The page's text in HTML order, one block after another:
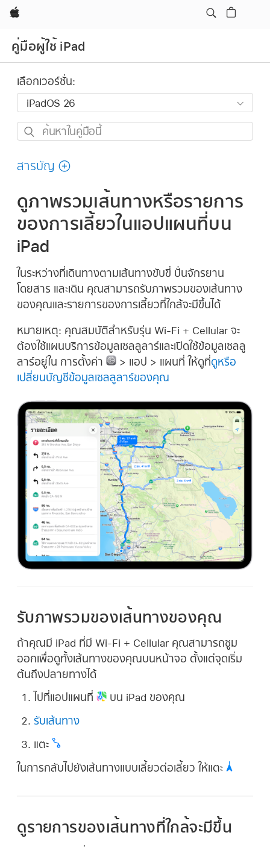
Apple
คู่มือผู้ใช้ iPad
เลือกเวอร์ชั่น:
ค้นหา
คู่มือ
สารบัญ
ดูภาพรวมเส้นทางหรือรายการ
ของการเลี้ยวในแอปแผนที่บน
iPad
ในระหว่างที่เดินทางตามเส้นทางขับขี่ ปั่นจักรยาน
โดยสาร และเดิน คุณสามารถรับภาพรวมของเส้นทาง
ของคุณและรายการของการเลี้ยวที่ใกล้จะมีขึ้นได้
หมายเหตุ: คุณสมบัติสำหรับรุ่น Wi-Fi + Cellular จะ
ต้องใช้แผนบริการข้อมูลเซลลูลาร์และเปิดใช้ข้อมูลเซลลู
ลาร์อยู่ใน การตั้งค่า
> แอป > แผนที่ ให้ดูที่ดูหรือ
เปลี่ยนบัญชีข้อมูลเซลลูลาร์ของคุณ
รับภาพรวมของเส้นทางของคุณ
ถ้าคุณมี iPad ที่มี Wi-Fi + Cellular คุณสามารถซูม
ออกเพื่อดูทั้งเส้นทางของคุณบนหน้าจอ ตั้งแต่จุดเริ่ม
ต้นถึงปลายทางได้
ไปที่แอปแผนที่ บน iPad ของคุณ
รับเส้นทาง
แตะ
ในการกลับไปยังเส้นทางแบบเลี้ยวต่อเลี้ยว ให้แตะ
ดูรายการของเส้นทางที่ใกล้จะมีขึ้น